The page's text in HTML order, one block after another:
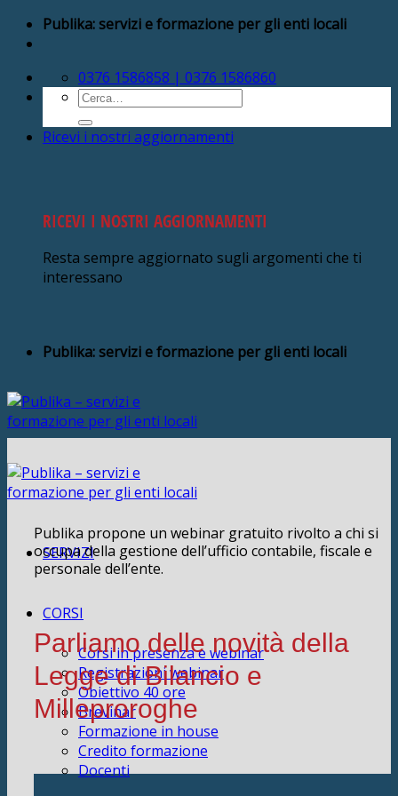
Salta Publika: servizi e formazione per gli enti locali
0376 1586858 | 0376 1586860
Cerca:
Ricevi i nostri aggiornamenti
RICEVI I NOSTRI AGGIORNAMENTI
Resta sempre aggiornato sugli argomenti che ti
interessano
Publika: servizi e formazione per gli enti locali
SERVIZI
CORSI
Corsi in presenza e webinar
Registrazioni webinar
Obiettivo 40 ore
Brevinar
Formazione in house
Credito formazione
Docenti
Publika propone un webinar gratuito rivolto a chi si
occupa della gestione dell’ufficio contabile, fiscale e
personale dell’ente.
Parliamo delle novità della
Legge di Bilancio e
Milleproroghe